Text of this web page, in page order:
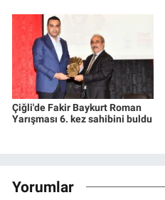
Çiğli'de Fakir Baykurt Roman
Yarışması 6. kez sahibini buldu
Yorumlar